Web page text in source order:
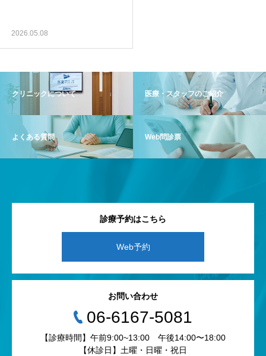
2026.05.08
クリニックについて 医療・スタッフのご紹介
よくある質問 Web問診票
診療予約はこちら
Web予約
お問い合わせ
‭06-6167-5081‬
【診療時間】午前9:00~13:00 午後14:00〜18:00
【休診日】土曜・日曜・祝日